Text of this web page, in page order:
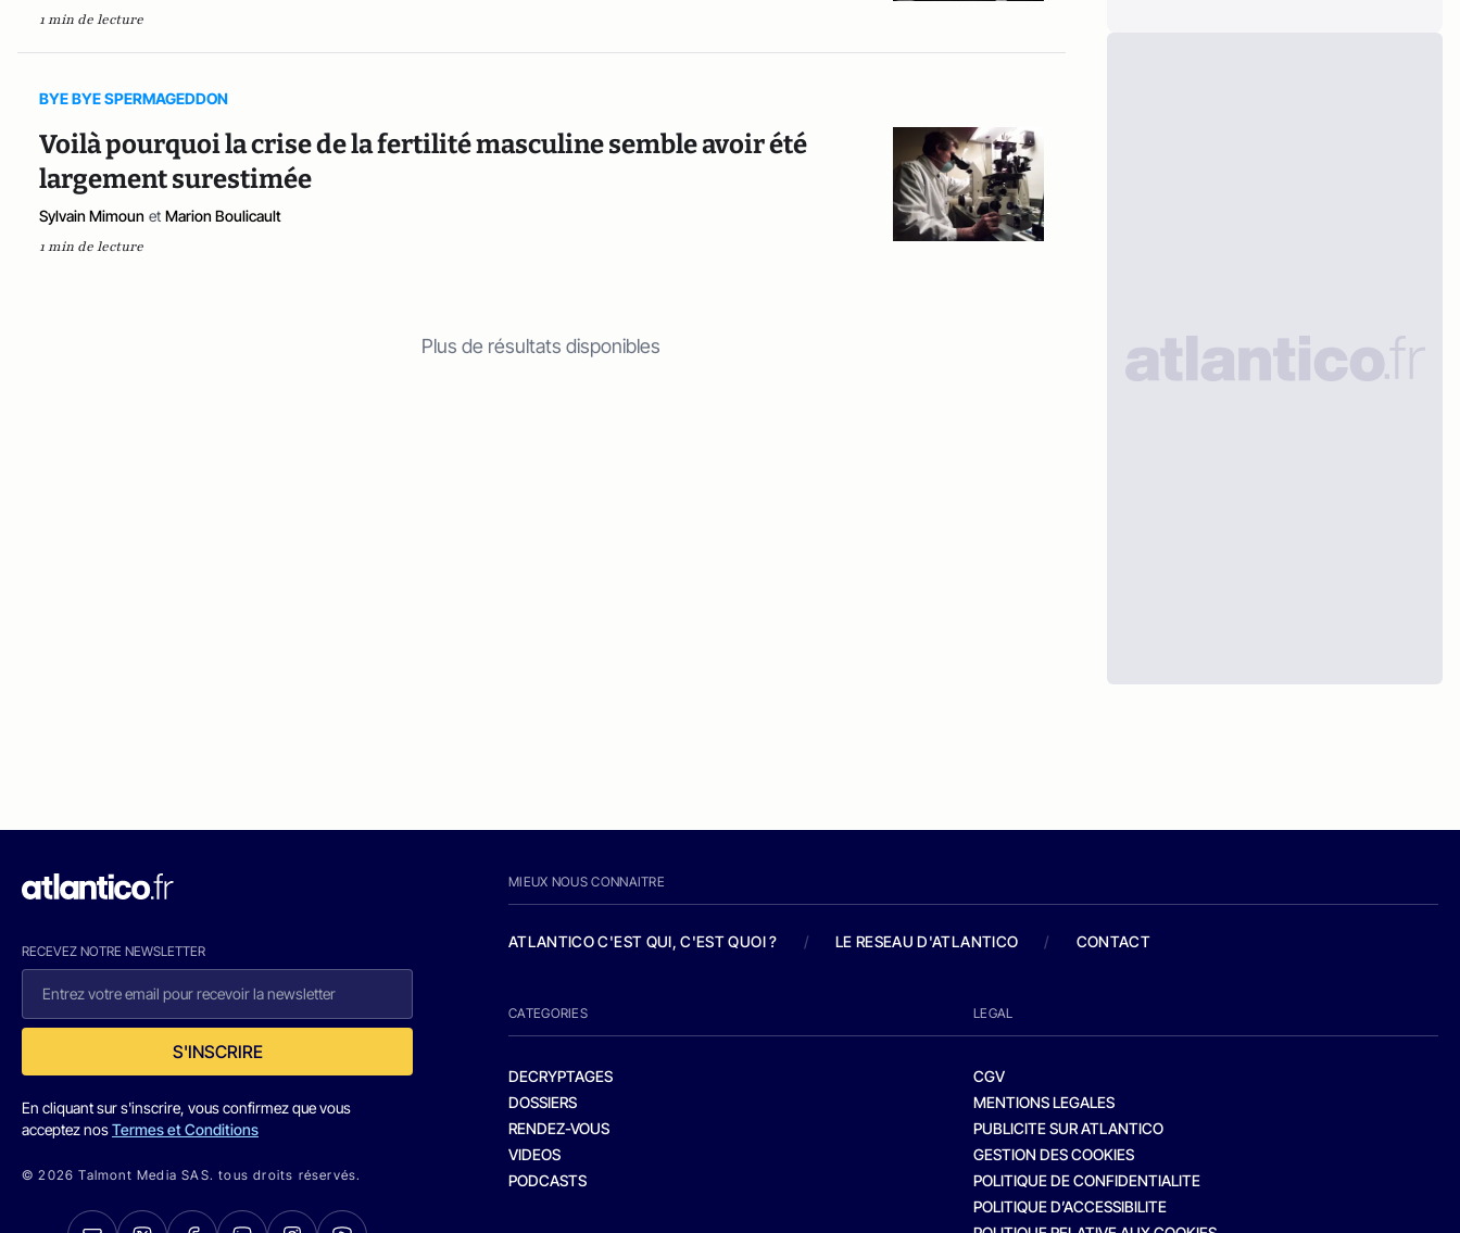
1 min de lecture
BYE BYE SPERMAGEDDON
Voilà pourquoi la crise de la fertilité masculine semble avoir été
largement surestimée
Sylvain Mimoun et Marion Boulicault
1 min de lecture
Plus de résultats disponibles
RECEVEZ NOTRE NEWSLETTER
S'INSCRIRE
En cliquant sur s'inscrire, vous confirmez que vous
acceptez nosTermes et Conditions
© 2026 Talmont Media SAS. tous droits réservés.
MIEUX NOUS CONNAITRE
ATLANTICO C'EST QUI, C'EST QUOI ? / LE RESEAU D'ATLANTICO / CONTACT
CATEGORIES
DECRYPTAGES
DOSSIERS
RENDEZ-VOUS
VIDEOS
PODCASTS
LEGAL
CGV
MENTIONS LEGALES
PUBLICITE SUR ATLANTICO
GESTION DES COOKIES
POLITIQUE DE CONFIDENTIALITE
POLITIQUE D’ACCESSIBILITE